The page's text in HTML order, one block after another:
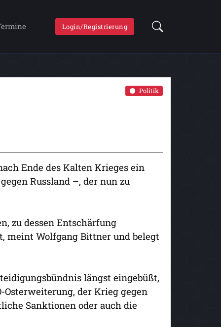
Login/Registrierung
Politik
Ende des Kalten Krieges ein
Russland –, der nun zu
zu dessen Entschärfung
meint Wolfgang Bittner und belegt
längst eingebüßt,
Osterweiterung, der Krieg gegen
Sanktionen oder auch die